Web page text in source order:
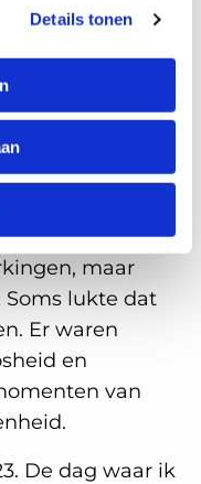
Details tonen
spanning
de glimlach
de moeite
spieren,
dagelijks leven.
te blijven.
maar
lukte dat
Er waren
en
van
De dag waar ik